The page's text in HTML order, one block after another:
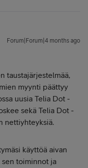
Forum|Forum|4 months ago
taustajärjestelmää,
myynti päättyy
uusia Telia Dot -
sekä Telia Dot -
nettiyhteyksiä.
käyttöä aivan
toiminnot ja